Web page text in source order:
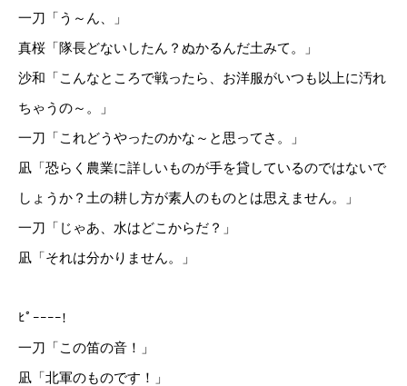
一刀「う～ん、」
真桜「隊長どないしたん？ぬかるんだ土みて。」
沙和「こんなところで戦ったら、お洋服がいつも以上に汚れ
ちゃうの～。」
一刀「これどうやったのかな～と思ってさ。」
凪「恐らく農業に詳しいものが手を貸しているのではないで
しょうか？土の耕し方が素人のものとは思えません。」
一刀「じゃあ、水はどこからだ？」
凪「それは分かりません。」
ﾋﾟｰｰｰｰ!
一刀「この笛の音！」
凪「北軍のものです！」